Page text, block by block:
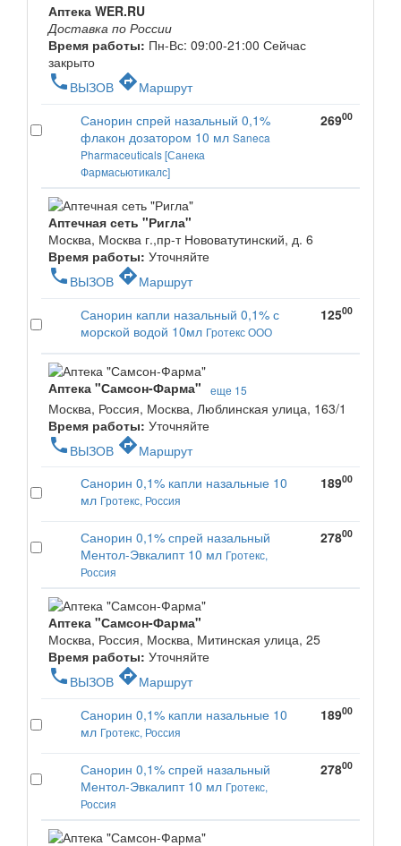
Аптека WER.RU
Доставка по России
Время работы: Пн-Вс: 09:00-21:00 Сейчас
закрыто
phone ВЫЗОВ directionsМаршрут
Санорин спрей назальный 0,1%
флакон дозатором 10 мл Saneca
Pharmaceuticals [Санека
Фармасьютикалс]
26900
Аптечная сеть "Ригла"
Москва, Москва г.,пр-т Нововатутинский, д. 6
Время работы: Уточняйте
phone ВЫЗОВ directionsМаршрут
Санорин капли назальный 0,1% с
морской водой 10мл Гротекс ООО
12500
Аптека "Самсон-Фарма" еще 15
Москва, Россия, Москва, Люблинская улица, 163/1
Время работы: Уточняйте
phone ВЫЗОВ directionsМаршрут
Санорин 0,1% капли назальные 10
мл Гротекс, Россия
18900
Санорин 0,1% спрей назальный
Ментол-Эвкалипт 10 мл Гротекс,
Россия
27800
Аптека "Самсон-Фарма"
Москва, Россия, Москва, Митинская улица, 25
Время работы: Уточняйте
phone ВЫЗОВ directionsМаршрут
Санорин 0,1% капли назальные 10
мл Гротекс, Россия
18900
Санорин 0,1% спрей назальный
Ментол-Эвкалипт 10 мл Гротекс,
Россия
27800